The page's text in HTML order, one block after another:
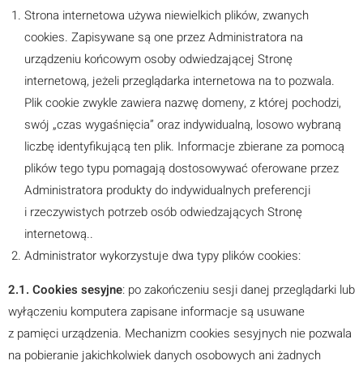
Strona internetowa używa niewielkich plików, zwanych
cookies. Zapisywane są one przez Administratora na
urządzeniu końcowym osoby odwiedzającej Stronę
internetową, jeżeli przeglądarka internetowa na to pozwala.
Plik cookie zwykle zawiera nazwę domeny, z której pochodzi,
swój „czas wygaśnięcia” oraz indywidualną, losowo wybraną
liczbę identyfikującą ten plik. Informacje zbierane za pomocą
plików tego typu pomagają dostosowywać oferowane przez
Administratora produkty do indywidualnych preferencji
i rzeczywistych potrzeb osób odwiedzających Stronę
internetową..
Administrator wykorzystuje dwa typy plików cookies:
2.1. Cookies sesyjne: po zakończeniu sesji danej przeglądarki lub
wyłączeniu komputera zapisane informacje są usuwane
z pamięci urządzenia. Mechanizm cookies sesyjnych nie pozwala
na pobieranie jakichkolwiek danych osobowych ani żadnych